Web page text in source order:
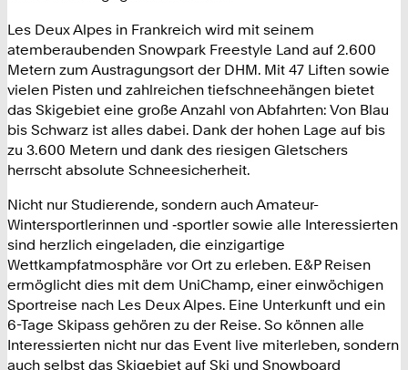
Les Deux Alpes in Frankreich wird mit seinem
atemberaubenden Snowpark Freestyle Land auf 2.600
Metern zum Austragungsort der DHM. Mit 47 Liften sowie
vielen Pisten und zahlreichen tiefschneehängen bietet
das Skigebiet eine große Anzahl von Abfahrten: Von Blau
bis Schwarz ist alles dabei. Dank der hohen Lage auf bis
zu 3.600 Metern und dank des riesigen Gletschers
herrscht absolute Schneesicherheit.
Nicht nur Studierende, sondern auch Amateur-
Wintersportlerinnen und ‑sportler sowie alle Interessierten
sind herzlich eingeladen, die einzigartige
Wettkampfatmosphäre vor Ort zu erleben. E&P Reisen
ermöglicht dies mit dem UniChamp, einer einwöchigen
Sportreise nach Les Deux Alpes. Eine Unterkunft und ein
6-Tage Skipass gehören zu der Reise. So können alle
Interessierten nicht nur das Event live miterleben, sondern
auch selbst das Skigebiet auf Ski und Snowboard